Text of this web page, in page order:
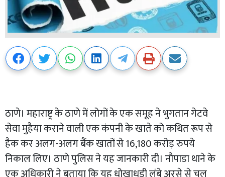
ठाणे। महाराष्ट्र के ठाणे में लोगों के एक समूह ने भुगतान गेटवे
सेवा मुहैया कराने वाली एक कंपनी के खाते को कथित रूप से
हैक कर अलग-अलग बैंक खातों से 16,180 करोड़ रुपये
निकाल लिए। ठाणे पुलिस ने यह जानकारी दी। नौपाडा थाने के